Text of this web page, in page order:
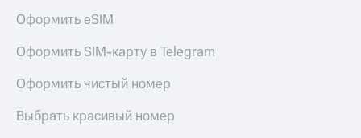
Оформить eSIM
Оформить SIM-карту в Telegram
Оформить чистый номер
Выбрать красивый номер